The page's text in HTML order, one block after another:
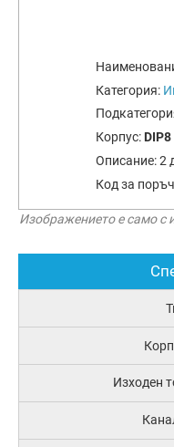
Категория:
Корпус: DIP8
Описание:2
Код за
Изображението е само с
Изходен